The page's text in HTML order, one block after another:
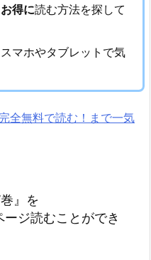
得に読む方法を探して
マホやタブレットで気
全無料で読む！まで一気
』を
ジ読むことができ